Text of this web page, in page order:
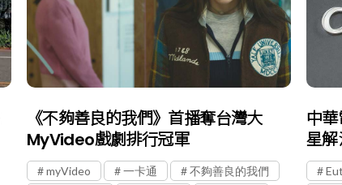
《不夠善良的我們》首播奪台灣大
MyVideo戲劇排行冠軍
myVideo 一卡通
不夠善良的我們
中
星